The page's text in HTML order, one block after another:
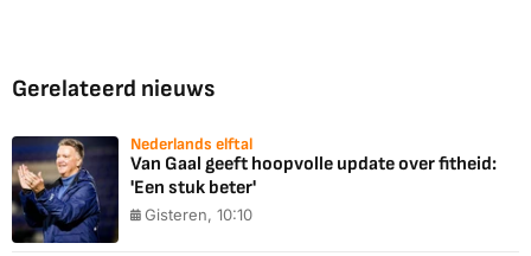
Gerelateerd nieuws
Nederlands elftal
Van Gaal geeft hoopvolle update over fitheid:
'Een stuk beter'
Gisteren, 10:10